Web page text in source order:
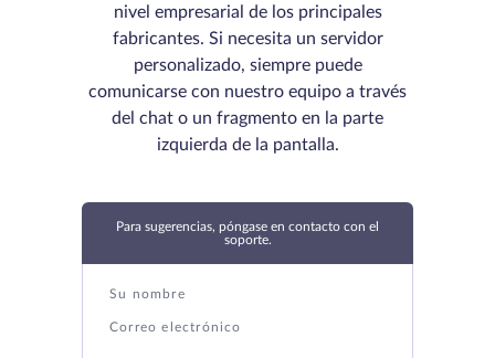
nivel empresarial de los principales
fabricantes. Si necesita un servidor
personalizado, siempre puede
comunicarse con nuestro equipo a través
del chat o un fragmento en la parte
izquierda de la pantalla.
Para sugerencias, póngase en contacto con el
soporte.